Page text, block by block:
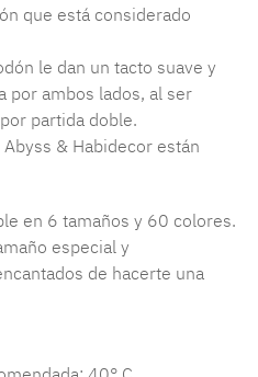
que está considerado
le dan un tacto suave y
por ambos lados, al ser
partida doble.
Abyss & Habidecor están
en 6 tamaños y 60 colores.
especial y
de hacerte una